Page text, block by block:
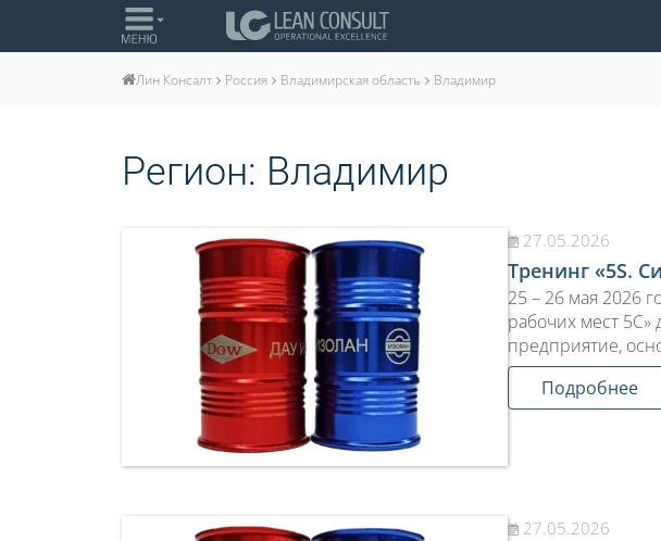
Лин Консалт Россия Владимирская область Владимир
Регион: Владимир
27.05.2026
Тренинг «5S.
25 – 26 мая 2026
рабочих мест 5С»
предприятие,
Подробнее
27.05.2026